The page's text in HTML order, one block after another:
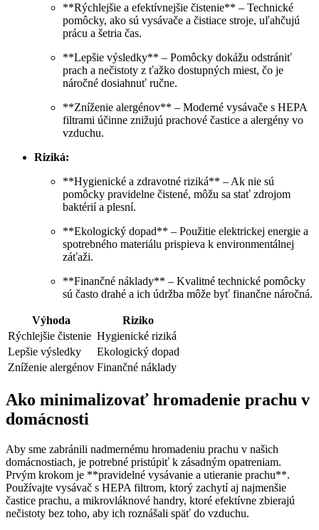
**Rýchlejšie a efektívnejšie čistenie** – Technické
pomôcky, ako sú vysávače a čistiace stroje, uľahčujú
prácu a šetria čas.
**Lepšie výsledky** – Pomôcky dokážu odstrániť
prach a nečistoty z ťažko dostupných miest, čo je
náročné dosiahnuť ručne.
**Zníženie alergénov** – Moderné vysávače s HEPA
filtrami účinne znižujú prachové častice a alergény vo
vzduchu.
Riziká:
**Hygienické a zdravotné riziká** – Ak nie sú
pomôcky pravidelne čistené, môžu sa stať zdrojom
baktérií a plesní.
**Ekologický dopad** – Použitie elektrickej energie a
spotrebného materiálu prispieva k environmentálnej
záťaži.
**Finančné náklady** – Kvalitné technické pomôcky
sú často drahé a ich údržba môže byť finančne náročná.
Výhoda
Riziko
Rýchlejšie čistenie Hygienické riziká
Lepšie výsledky
Ekologický dopad
Zníženie alergénov Finančné náklady
Ako minimalizovať hromadenie prachu v
domácnosti
Aby sme zabránili nadmernému hromadeniu prachu v našich
domácnostiach, je potrebné pristúpiť k zásadným opatreniam.
Prvým krokom je **pravidelné vysávanie a utieranie prachu**.
Používajte vysávač s HEPA filtrom, ktorý zachytí aj najmenšie
častice prachu, a mikrovláknové handry, ktoré efektívne zbierajú
nečistoty bez toho, aby ich roznášali späť do vzduchu.